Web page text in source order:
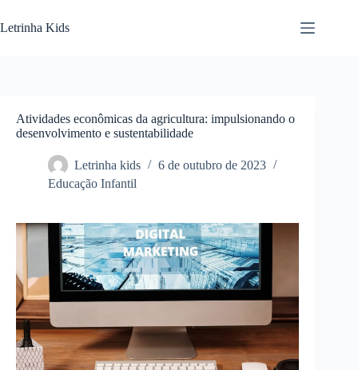
Letrinha Kids
Atividades econômicas da agricultura: impulsionando o
desenvolvimento e sustentabilidade
Letrinha kids
6 de outubro de 2023
Educação Infantil